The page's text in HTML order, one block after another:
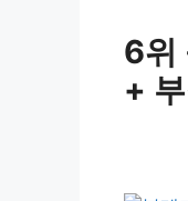
6위
+